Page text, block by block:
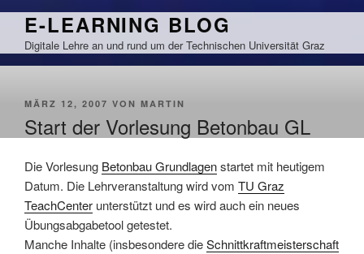
Zum
springen
E-LEARNING BLOG
Digitale Lehre an und rund um der Technischen Universität Graz
VERÖFFENTLICHT
MÄRZ 12, 2007 VON MARTIN
Start der Vorlesung Betonbau GL
Die Vorlesung Betonbau Grundlagenstartet mit heutigem
Datum. Die Lehrveranstaltung wird vom TU Graz
TeachCenter unterstützt und es wird auch ein neues
Übungsabgabetool getestet.
Manche Inhalte (insbesondere dieSchnittkraftmeisterschaft